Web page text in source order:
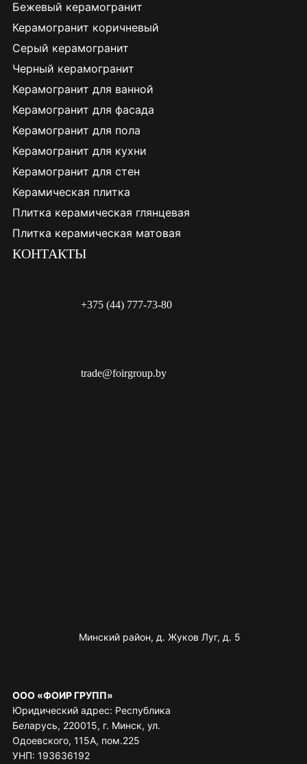
Бежевый керамогранит
Керамогранит коричневый
Серый керамогранит
Черный керамогранит
Керамогранит для ванной
Керамогранит для фасада
Керамогранит для пола
Керамогранит для кухни
Керамогранит для стен
Керамическая плитка
Плитка керамическая глянцевая
Плитка керамическая матовая
КОНТАКТЫ
+375 (44) 777-73-80
trade@foirgroup.by
Минский район, д. Жуков Луг, д. 5
ООО «ФОИР ГРУПП»
Юридический адрес: Республика
Беларусь, 220015, г. Минск, ул.
Одоевского, 115А, пом.225
УНП: 193636192